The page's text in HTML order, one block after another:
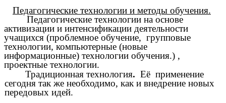
Педагогические технологии и методы обучения.
Педагогические технологии на основе
активизации и интенсификации деятельности
учащихся (проблемное обучение, групповые
технологии, компьютерные (новые
информационные) технологии обучения.) ,
проектные технологии.
Традиционная технология.Её применение
сегодня так же необходимо, как и внедрение новых
передовых идей.